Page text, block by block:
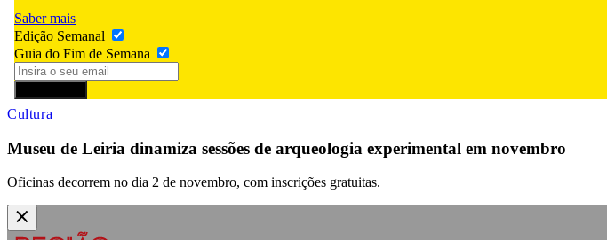
Saber mais
Edição Semanal
Guia do Fim de Semana
Cultura
Museu de Leiria dinamiza sessões de arqueologia experimental em novembro
Oficinas decorrem no dia 2 de novembro, com inscrições gratuitas.